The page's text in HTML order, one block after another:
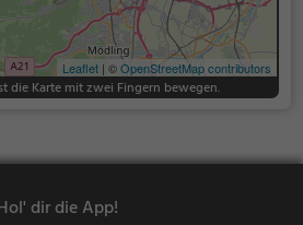
Leaflet | ©OpenStreetMap contributors
die Karte mit zwei Fingern bewegen.
dir die App!